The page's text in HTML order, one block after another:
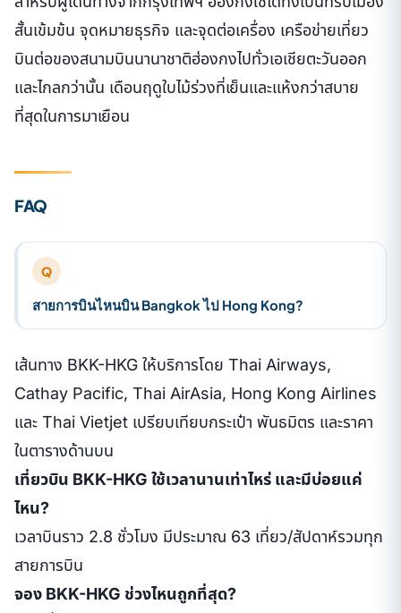
สั้นเข้มข้น จุดหมายธุรกิจ และจุดต่อเครื่อง เครือข่ายเที่ยว
บินต่อของสนามบินนานาชาติฮ่องกงไปทั่วเอเชียตะวันออก
และไกลกว่านั้น เดือนฤดูใบไม้ร่วงที่เย็นและแห้งกว่าสบาย
ที่สุดในการมาเยือน
FAQ
Q
สายการบินไหนบิน Bangkok ไป Hong Kong?
เส้นทาง BKK-HKG ให้บริการโดย Thai Airways,
Cathay Pacific, Thai AirAsia, Hong Kong Airlines
และ Thai Vietjet เปรียบเทียบกระเป๋า พันธมิตร และราคา
ในตารางด้านบน
เที่ยวบิน BKK-HKG ใช้เวลานานเท่าไหร่ และมีบ่อยแค่
ไหน?
เวลาบินราว 2.8 ชั่วโมง มีประมาณ 63 เที่ยว/สัปดาห์รวมทุก
สายการบิน
จอง BKK-HKG ช่วงไหนถูกที่สุด?